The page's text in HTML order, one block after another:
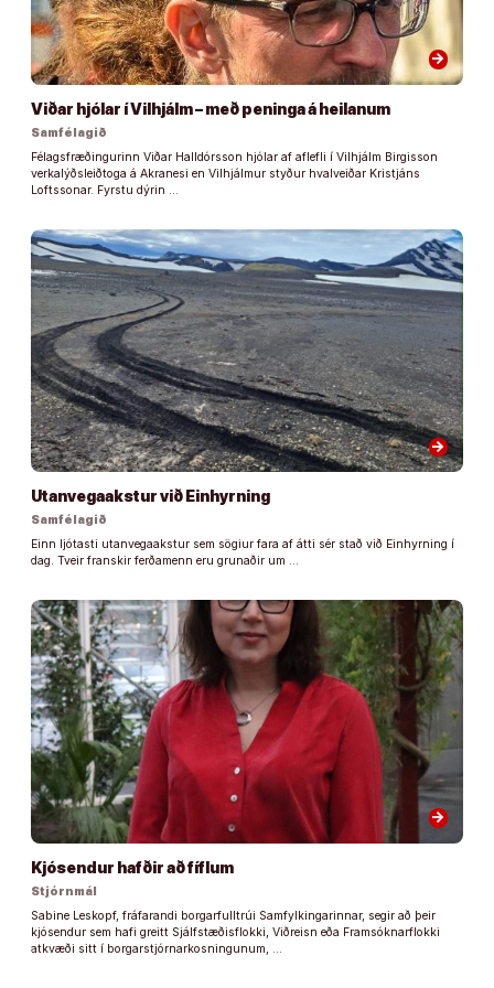
arrow_forward
Viðar hjólar í Vilhjálm – með peninga á heilanum
Samfélagið
Félagsfræðingurinn Viðar Halldórsson hjólar af aflefli í Vilhjálm Birgisson
verkalýðsleiðtoga á Akranesi en Vilhjálmur styður hvalveiðar Kristjáns
Loftssonar. Fyrstu dýrin …
arrow_forward
Utanvegaakstur við Einhyrning
Samfélagið
Einn ljótasti utanvegaakstur sem sögiur fara af átti sér stað við Einhyrning í
dag. Tveir franskir ferðamenn eru grunaðir um …
arrow_forward
Kjósendur hafðir að fíflum
Stjórnmál
Sabine Leskopf, fráfarandi borgarfulltrúi Samfylkingarinnar, segir að þeir
kjósendur sem hafi greitt Sjálfstæðisflokki, Viðreisn eða Framsóknarflokki
atkvæði sitt í borgarstjórnarkosningunum, …